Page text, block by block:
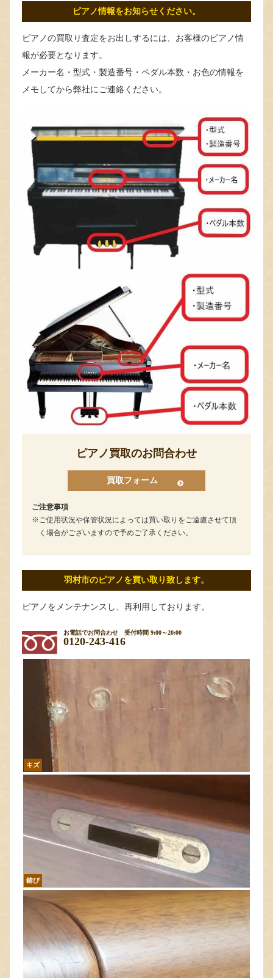
ピアノ情報をお知らせください。
ピアノの買取り査定をお出しするには、お客様のピアノ情
報が必要となります。
メーカー名・型式・製造番号・ペダル本数・お色の情報を
メモしてから弊社にご連絡ください。
ピアノ買取のお問合わせ
買取フォーム
ご注意事項
ご使用状況や保管状況によっては買い取りをご遠慮させて頂
く場合がございますので予めご了承ください。
羽村市のピアノを買い取り致します。
ピアノをメンテナンスし、再利用しております。
お電話でお問合わせ 受付時間 9:00～20:00
0120-243-416
キズ
錆び